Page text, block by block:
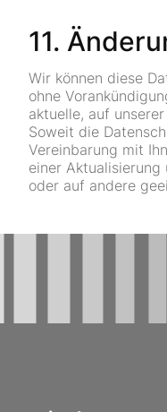
11.
Wir können diese
ohne
aktuelle, auf
Soweit die
Vereinbarung mit
einer
oder auf andere